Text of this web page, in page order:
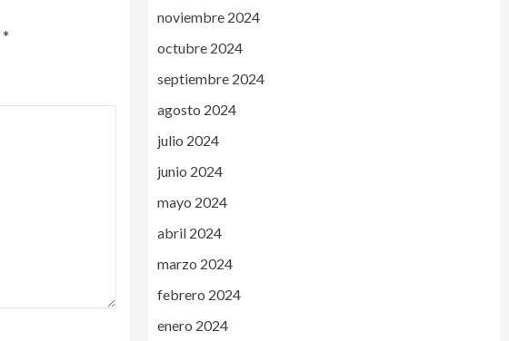
*
noviembre 2024
octubre 2024
septiembre 2024
agosto 2024
julio 2024
junio 2024
mayo 2024
abril 2024
marzo 2024
febrero 2024
enero 2024